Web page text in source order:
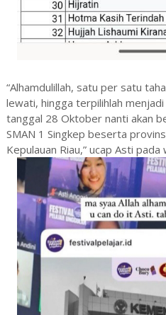
“Alhamdulillah, satu per satu
lewati, hingga terpilihlah
tanggal 28 Oktober nanti akan
SMAN 1 Singkep beserta
Kepulauan Riau,” ucap Asti